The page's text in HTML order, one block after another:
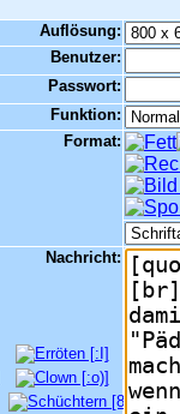
Auflösung:
Benutzer:
Passwort:
Funktion:
Format:
Nachricht: